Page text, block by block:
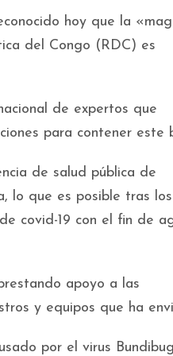
hoy que la
del Congo (RDC) es
de expertos que
para contener este
de salud pública de
lo que es posible tras los
covid-19 con el fin de
apoyo a las
y equipos que ha
por el virus